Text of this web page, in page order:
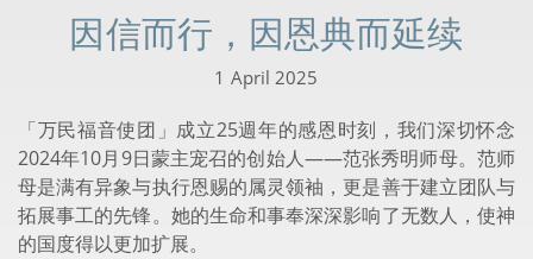
因信而行，因恩典而延续
1 April 2025
「万民福音使团」成立25週年的感恩时刻，我们深切怀念
2024年10月9日蒙主宠召的创始人——范张秀明师母。范师
母是满有异象与执行恩赐的属灵领袖，更是善于建立团队与
拓展事工的先锋。她的生命和事奉深深影响了无数人，使神
的国度得以更加扩展。